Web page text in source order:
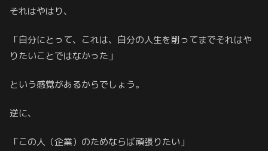
それはやはり、
「自分にとって、これは、自分の人生を削ってまでそれはや
りたいことではなかった」
という感覚があるからでしょう。
逆に、
「この人（企業）のためならば頑張りたい」